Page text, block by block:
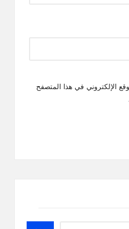
الإلكتروني في هذا المتصفح